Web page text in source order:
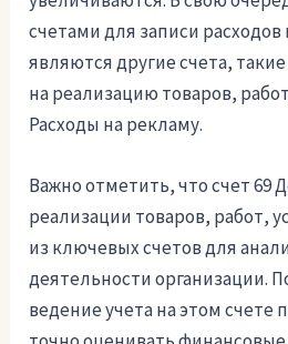
счетами для записи
являются другие счета,
на реализацию товаров,
Расходы на рекламу.
Важно отметить, что счет 69
реализации товаров, работ,
из ключевых счетов для
деятельности организации.
ведение учета на этом счете